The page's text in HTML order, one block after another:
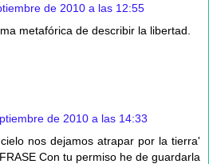
de 2010 a las 12:55
metafórica de describir la libertad.
de 2010 a las 14:33
nos dejamos atrapar por la tierra'
Con tu permiso he de guardarla